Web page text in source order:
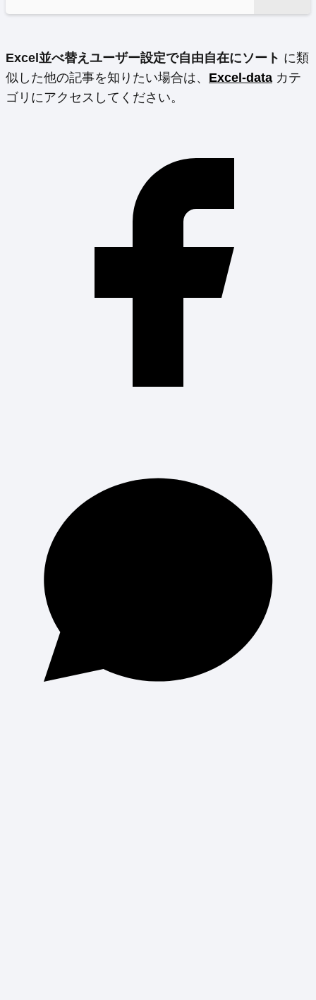
Excel並べ替えユーザー設定で自由自在にソート に類
似した他の記事を知りたい場合は、 Excel-data カテ
ゴリにアクセスしてください。